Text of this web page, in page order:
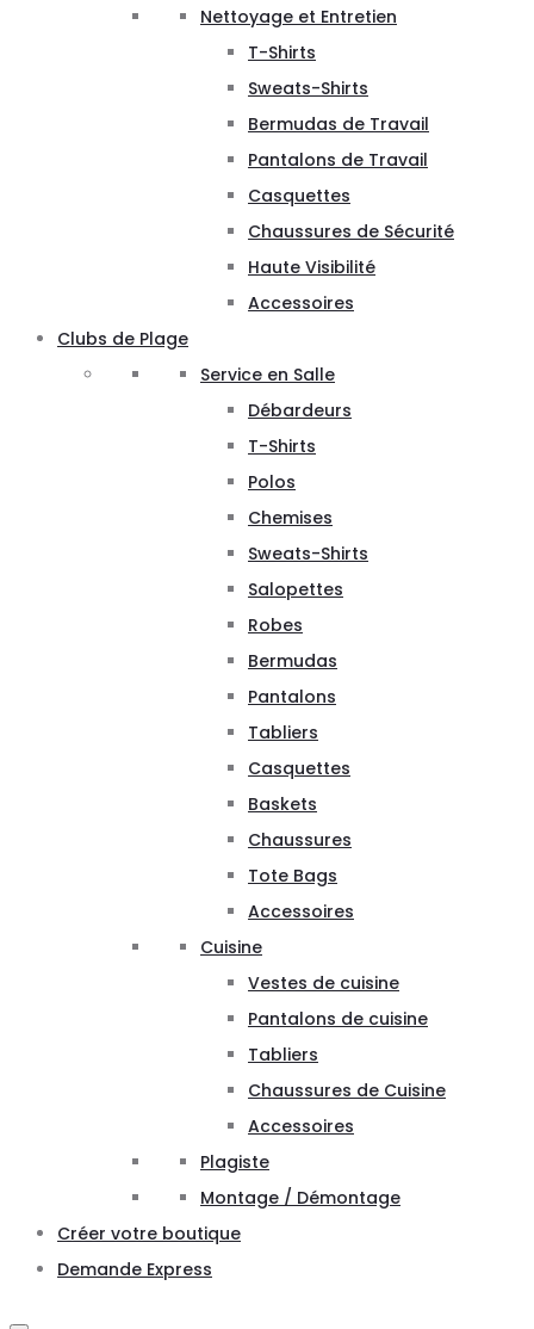
Nettoyage et Entretien
T-Shirts
Sweats-Shirts
Bermudas de Travail
Pantalons de Travail
Casquettes
Chaussures de Sécurité
Haute Visibilité
Accessoires
Clubs de Plage
Service en Salle
Débardeurs
T-Shirts
Polos
Chemises
Sweats-Shirts
Salopettes
Robes
Bermudas
Pantalons
Tabliers
Casquettes
Baskets
Chaussures
Tote Bags
Accessoires
Cuisine
Vestes de cuisine
Pantalons de cuisine
Tabliers
Chaussures de Cuisine
Accessoires
Plagiste
Montage / Démontage
Créer votre boutique
Demande Express